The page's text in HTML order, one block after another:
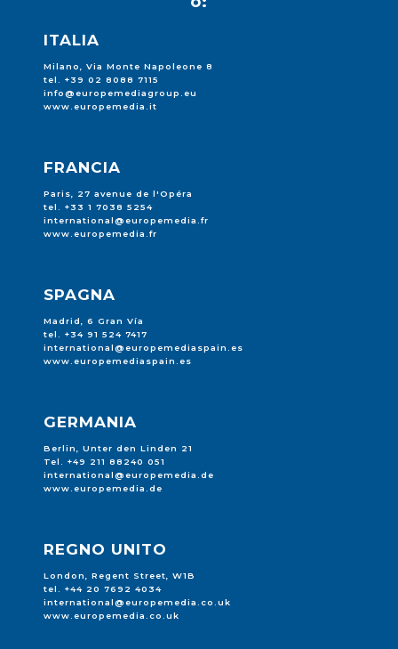
ITALIA
Milano, Via Monte Napoleone 8
tel. +39 02 8088 7115
info@europemediagroup.eu
www.europemedia.it
FRANCIA
Paris, 27 avenue de l'Opéra
tel. +33 1 7038 5254
international@europemedia.fr
www.europemedia.fr
SPAGNA
Madrid, 6 Gran Vía
tel. +34 91 524 7417
international@europemediaspain.es
www.europemediaspain.es
GERMANIA
Berlin, Unter den Linden 21
Tel. +49 211 88240 051
international@europemedia.de
www.europemedia.de
REGNO UNITO
London, Regent Street, W1B
tel. +44 20 7692 4034
international@europemedia.co.uk
www.europemedia.co.uk